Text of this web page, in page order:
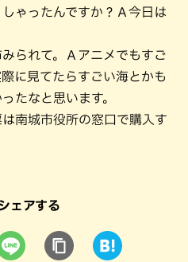
ゃったんですか？Ａ今日は
られて。Ａアニメでもすご
に見てたらすごい海とかも
たなと思います。
南城市役所の窓口で購入す
ェアする